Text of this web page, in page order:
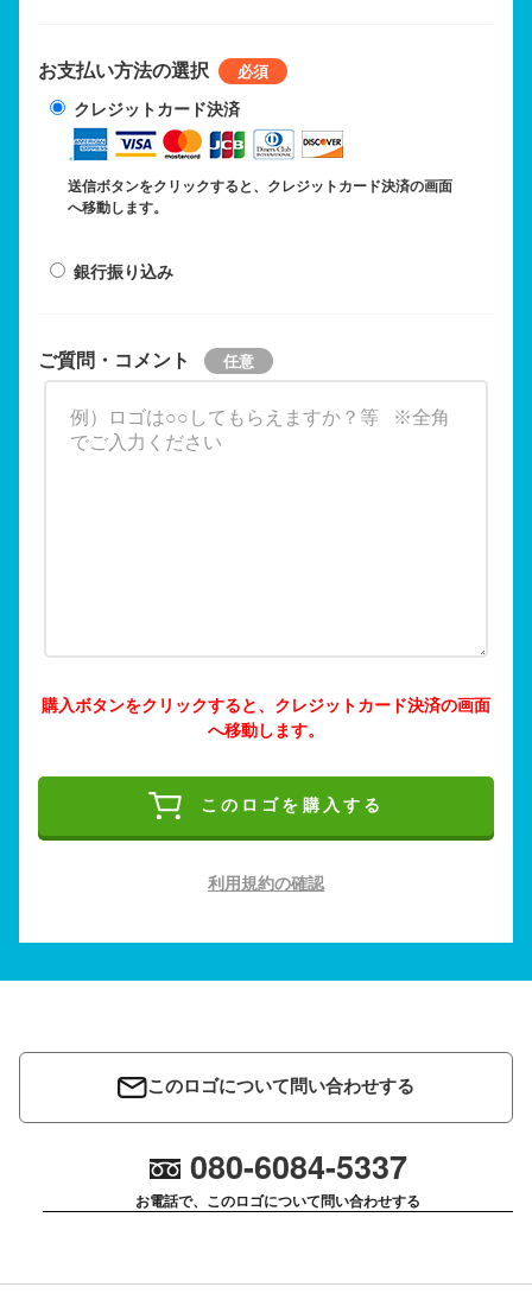
お支払い方法の選択
クレジットカード決済
送信ボタンをクリックすると、クレジットカード決済の画面
へ移動します。
銀行振り込み
ご質問・コメント
購入ボタンをクリックすると、クレジットカード決済の画面
へ移動します。
このロゴを購入する
利用規約の確認
このロゴについて問い合わせする
080-6084-5337
お電話で、このロゴについて問い合わせする